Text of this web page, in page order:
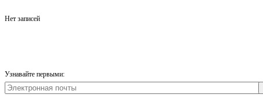
Нет записей
Узнавайте первыми: